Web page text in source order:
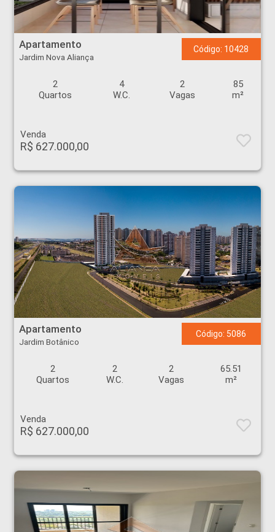
Apartamento - Jardim Nova Aliança - Ribeirão Preto
Apartamento
Jardim Nova Aliança
Código: 10428
2
Quartos
4
W.C.
2
Vagas
85
m²
Venda
R$ 627.000,00
Apartamento - Jardim Botânico - Ribeirão Preto
Apartamento
Jardim Botânico
Código: 5086
2
Quartos
2
W.C.
2
Vagas
65.51
m²
Venda
R$ 627.000,00